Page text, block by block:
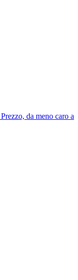
Prezzo, da meno caro a